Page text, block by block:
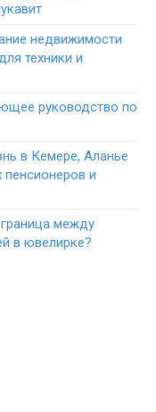
недвижимости
техники и
руководство по
в Кемере, Аланье
и
граница между
в ювелирке?